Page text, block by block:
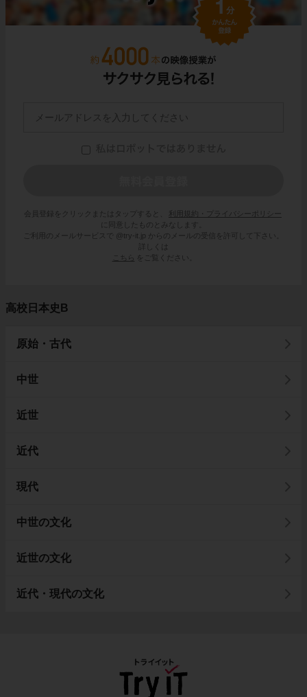
会員登録をクリックまたはタップすると、
利用規約・プライバシーポリシー
に同意したものとみなします。
ご利用のメールサービスで @try-it.jp からのメールの受信を許可して下さい。
詳しくは
こちら
をご覧ください。
高校日本史B
原始・古代
中世
近世
近代
現代
中世の文化
近世の文化
近代・現代の文化